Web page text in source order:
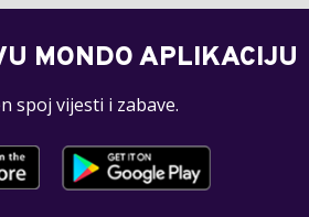
MONDO APLIKACIJU
spoj vijesti i zabave.